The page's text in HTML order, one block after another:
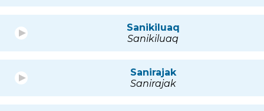
Sanikiluaq
Sanikiluaq
Sanirajak
Sanirajak